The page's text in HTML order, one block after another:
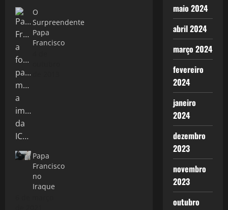
O
Surpreendente
Papa
Francisco
Papa
Francisco
no
Iraque
maio 2024
abril 2024
março 2024
fevereiro
2024
janeiro
2024
dezembro
2023
novembro
2023
outubro